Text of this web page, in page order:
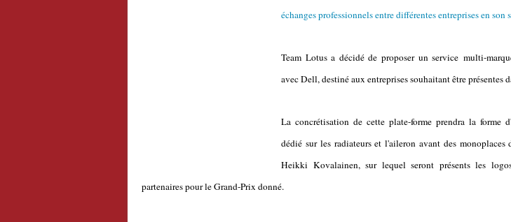
échanges professionnels entre différentes entreprises en son
Team Lotus a décidé de proposer un service multi-
avec Dell, destiné aux entreprises souhaitant être présentes
La concrétisation de cette plate-forme prendra la forme
dédié sur les radiateurs et l'aileron avant des
Heikki Kovalainen, sur lequel seront présents les
partenaires pour le Grand-Prix donné.